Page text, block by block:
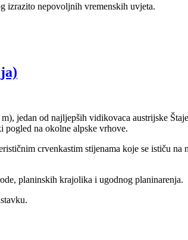
izrazito nepovoljnih vremenskih uvjeta.
jedan od najljepših vidikovaca austrijske
pogled na okolne alpske vrhove.
crvenkastim stijenama koje se ističu
planinskih krajolika i ugodnog planinarenja.